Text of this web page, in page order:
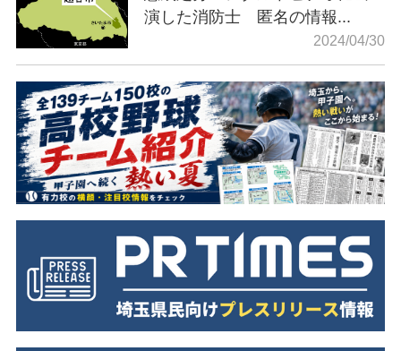
演した消防士 匿名の情報...
2024/04/30